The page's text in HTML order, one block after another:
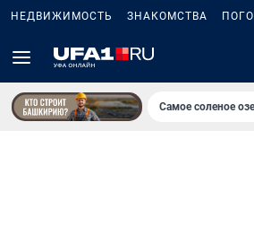
НЕДВИЖИМОСТЬ ЗНАКОМСТВА
Самое соленое